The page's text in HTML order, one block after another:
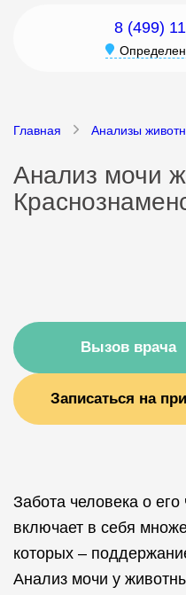
8 (499)
Главная Анализы
Анализ мочи
Вызов врача
Записаться на
Забота человека о его
включает в себя
которых –
Анализ мочи у